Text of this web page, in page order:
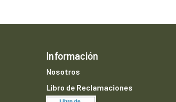
Información
Nosotros
Libro de Reclamaciones